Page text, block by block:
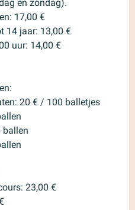
en zondag).
17,00 €
14 jaar: 13,00 €
uur: 14,00 €
20 € / 100 balletjes
ballen
23,00 €